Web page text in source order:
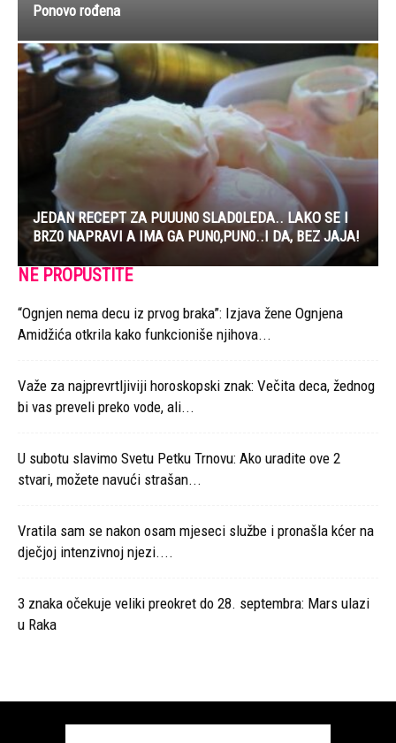
Ponovo rođena
JEDAN RECEPT ZA PUUUN0 SLAD0LEDA.. LAKO SE I
BRZ0 NAPRAVI A IMA GA PUN0,PUN0..I DA, BEZ JAJA!
NE PROPUSTITE
“Ognjen nema decu iz prvog braka”: Izjava žene Ognjena
Amidžića otkrila kako funkcioniše njihova...
Važe za najprevrtljiviji horoskopski znak: Večita deca, žednog
bi vas preveli preko vode, ali...
U subotu slavimo Svetu Petku Trnovu: Ako uradite ove 2
stvari, možete navući strašan...
Vratila sam se nakon osam mjeseci službe i pronašla kćer na
dječjoj intenzivnoj njezi....
3 znaka očekuje veliki preokret do 28. septembra: Mars ulazi
u Raka